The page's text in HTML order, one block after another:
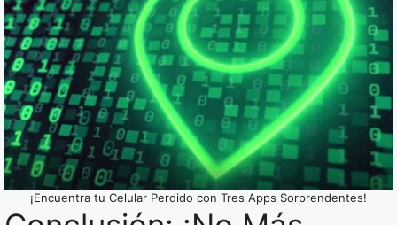
¡Encuentra tu Celular Perdido con Tres Apps Sorprendentes!